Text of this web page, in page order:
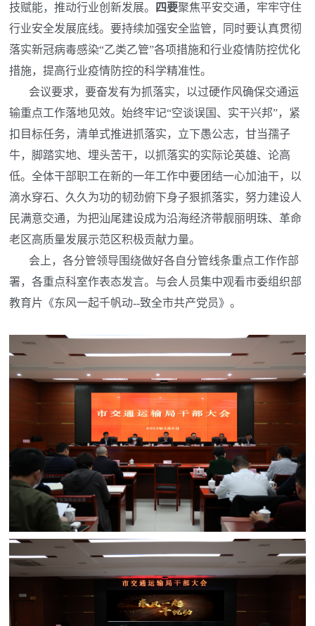
技赋能，推动行业创新发展。
四要聚焦平安交通，牢牢守住
行业安全发展底线。要持续加强安全监管，同时要认真贯彻
落实新冠病毒感染“乙类乙管”各项措施和行业疫情防控优化
措施，提高行业疫情防控的科学精准性。
会议要求，要奋发有为抓落实，以过硬作风确保交通运
输重点工作落地见效。始终牢记“空谈误国、实干兴邦”，紧
扣目标任务，清单式推进抓落实，立下愚公志，甘当孺子
牛，脚踏实地、埋头苦干，以抓落实的实际论英雄、论高
低。全体干部职工在新的一年工作中要团结一心加油干，以
滴水穿石、久久为功的韧劲俯下身子狠抓落实，努力建设人
民满意交通，为把汕尾建设成为沿海经济带靓丽明珠、革命
老区高质量发展示范区积极贡献力量。
会上，各分管领导围绕做好各自分管线条重点工作作部
署，各重点科室作表态发言。与会人员集中观看市委组织部
教育片《东风一起千帆动--致全市共产党员》。